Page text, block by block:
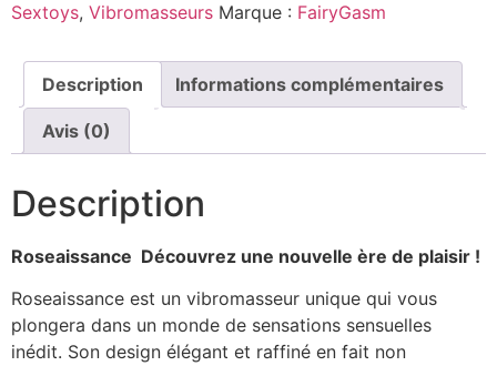
Sextoys, Vibromasseurs Marque : FairyGasm
Description Informations complémentaires
Avis (0)
Description
Roseaissance  Découvrez une nouvelle ère de plaisir !
Roseaissance est un vibromasseur unique qui vous
plongera dans un monde de sensations sensuelles
inédit. Son design élégant et raffiné en fait non